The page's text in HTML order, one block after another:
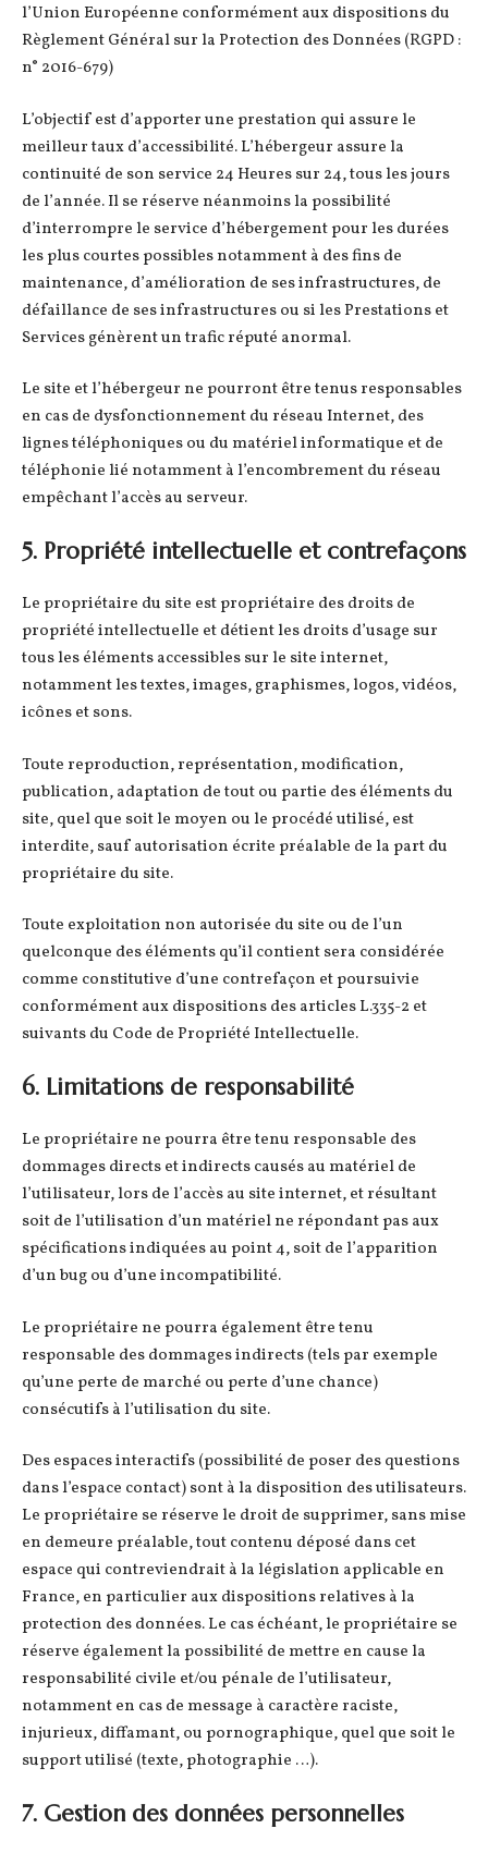
l’Union Européenne conformément aux dispositions du
Règlement Général sur la Protection des Données (RGPD :
n° 2016-679)
L’objectif est d’apporter une prestation qui assure le
meilleur taux d’accessibilité. L’hébergeur assure la
continuité de son service 24 Heures sur 24, tous les jours
de l’année. Il se réserve néanmoins la possibilité
d’interrompre le service d’hébergement pour les durées
les plus courtes possibles notamment à des fins de
maintenance, d’amélioration de ses infrastructures, de
défaillance de ses infrastructures ou si les Prestations et
Services génèrent un trafic réputé anormal.
Le site et l’hébergeur ne pourront être tenus responsables
en cas de dysfonctionnement du réseau Internet, des
lignes téléphoniques ou du matériel informatique et de
téléphonie lié notamment à l’encombrement du réseau
empêchant l’accès au serveur.
5. Propriété intellectuelle et contrefaçons
Le propriétaire du site est propriétaire des droits de
propriété intellectuelle et détient les droits d’usage sur
tous les éléments accessibles sur le site internet,
notamment les textes, images, graphismes, logos, vidéos,
icônes et sons.
Toute reproduction, représentation, modification,
publication, adaptation de tout ou partie des éléments du
site, quel que soit le moyen ou le procédé utilisé, est
interdite, sauf autorisation écrite préalable de la part du
propriétaire du site.
Toute exploitation non autorisée du site ou de l’un
quelconque des éléments qu’il contient sera considérée
comme constitutive d’une contrefaçon et poursuivie
conformément aux dispositions des articles L.335-2 et
suivants du Code de Propriété Intellectuelle.
6. Limitations de responsabilité
Le propriétaire ne pourra être tenu responsable des
dommages directs et indirects causés au matériel de
l’utilisateur, lors de l’accès au site internet, et résultant
soit de l’utilisation d’un matériel ne répondant pas aux
spécifications indiquées au point 4, soit de l’apparition
d’un bug ou d’une incompatibilité.
Le propriétaire ne pourra également être tenu
responsable des dommages indirects (tels par exemple
qu’une perte de marché ou perte d’une chance)
consécutifs à l’utilisation du site.
Des espaces interactifs (possibilité de poser des questions
dans l’espace contact) sont à la disposition des utilisateurs.
Le propriétaire se réserve le droit de supprimer, sans mise
en demeure préalable, tout contenu déposé dans cet
espace qui contreviendrait à la législation applicable en
France, en particulier aux dispositions relatives à la
protection des données. Le cas échéant, le propriétaire se
réserve également la possibilité de mettre en cause la
responsabilité civile et/ou pénale de l’utilisateur,
notamment en cas de message à caractère raciste,
injurieux, diffamant, ou pornographique, quel que soit le
support utilisé (texte, photographie …).
7. Gestion des données personnelles